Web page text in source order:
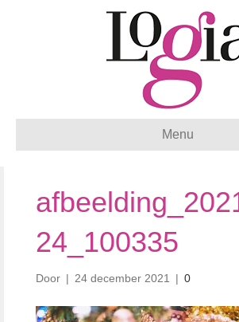
Menu
24_100335
Door | 24 december 2021 | 0